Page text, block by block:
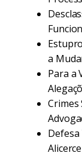
a
Para a
Crimes
Defesa